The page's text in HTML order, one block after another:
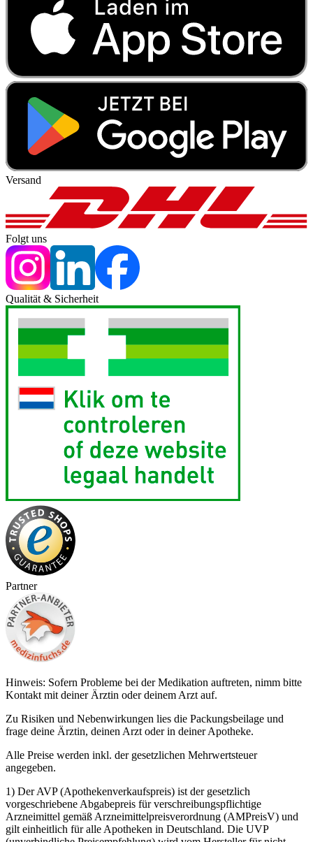
Versand
Folgt uns
Qualität & Sicherheit
Partner
Hinweis: Sofern Probleme bei der Medikation auftreten, nimm bitte
Kontakt mit deiner Ärztin oder deinem Arzt auf.
Zu Risiken und Nebenwirkungen lies die Packungsbeilage und
frage deine Ärztin, deinen Arzt oder in deiner Apotheke.
Alle Preise werden inkl. der gesetzlichen Mehrwertsteuer
angegeben.
1) Der AVP (Apothekenverkaufspreis) ist der gesetzlich
vorgeschriebene Abgabepreis für verschreibungspflichtige
Arzneimittel gemäß Arzneimittelpreisverordnung (AMPreisV) und
gilt einheitlich für alle Apotheken in Deutschland. Die UVP